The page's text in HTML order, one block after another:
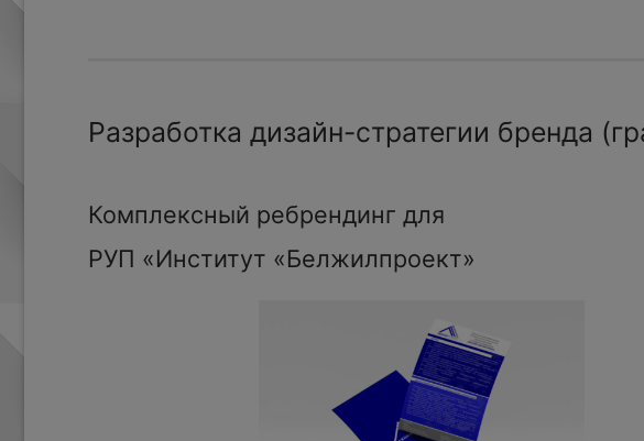
Разработка дизайн-стратегии бренда
Комплексный ребрендинг для
РУП «Институт «Белжилпроект»